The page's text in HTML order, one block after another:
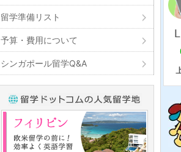
留学準備リスト
予算・費用について
シンガポール留学Q&A